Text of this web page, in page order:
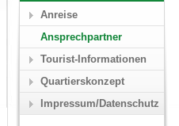
Anreise
Ansprechpartner
Tourist-Informationen
Quartierskonzept
Impressum/Datenschutz